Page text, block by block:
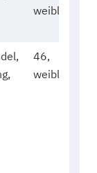
weiblich
46,
weiblich